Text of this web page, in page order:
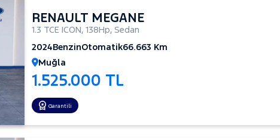
RENAULT MEGANE
1.3 TCE ICON, 138Hp, Sedan
2024BenzinOtomatik66.663 Km
Muğla
1.525.000 TL
Garantili